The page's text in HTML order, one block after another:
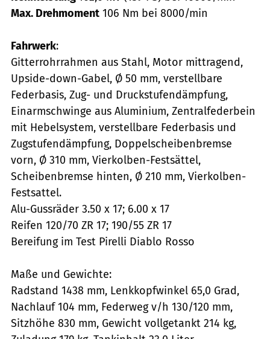
Max. Drehmoment 106 Nm bei 8000/min
Fahrwerk:
Gitterrohrrahmen aus Stahl, Motor mittragend,
Upside-down-Gabel, Ø 50 mm, verstellbare
Federbasis, Zug- und Druckstufendämpfung,
Einarmschwinge aus Aluminium, Zentralfederbein
mit Hebelsystem, verstellbare Federbasis und
Zugstufendämpfung, Doppelscheibenbremse
vorn, Ø 310 mm, Vierkolben-Festsättel,
Scheibenbremse hinten, Ø 210 mm, Vierkolben-
Festsattel.
Alu-Gussräder 3.50 x 17; 6.00 x 17
Reifen 120/70 ZR 17; 190/55 ZR 17
Bereifung im Test Pirelli Diablo Rosso
Maße und Gewichte:
Radstand 1438 mm, Lenkkopfwinkel 65,0 Grad,
Nachlauf 104 mm, Federweg v/h 130/120 mm,
Sitzhöhe 830 mm, Gewicht vollgetankt 214 kg,